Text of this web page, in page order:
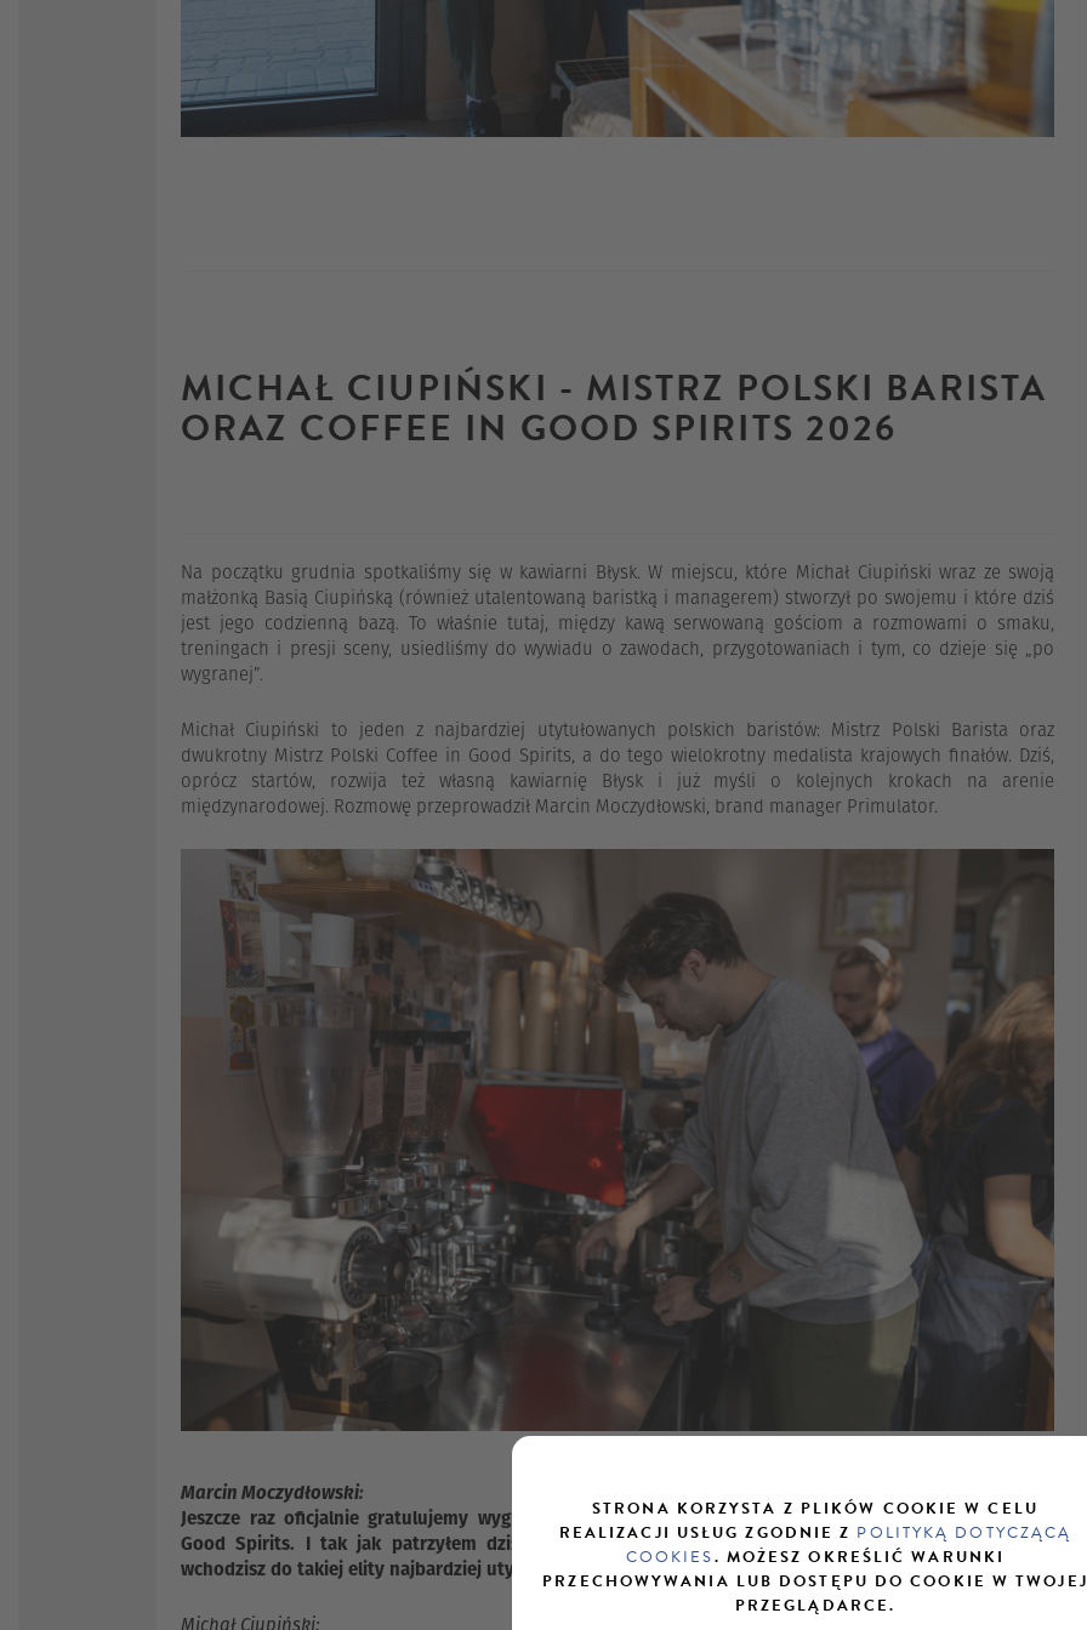
MICHAŁ CIUPIŃSKI - MISTRZ POLSKI BARISTA
ORAZ COFFEE IN GOOD SPIRITS 2026
Na początku grudnia spotkaliśmy się w kawiarni Błysk. W miejscu, które Michał Ciupiński wraz ze swoją
małżonką Basią Ciupińską (również utalentowaną baristką i managerem) stworzył po swojemu i które dziś
jest jego codzienną bazą. To właśnie tutaj, między kawą serwowaną gościom a rozmowami o smaku,
treningach i presji sceny, usiedliśmy do wywiadu o zawodach, przygotowaniach i tym, co dzieje się „po
wygranej”.
Michał Ciupiński to jeden z najbardziej utytułowanych polskich baristów: Mistrz Polski Barista oraz
dwukrotny Mistrz Polski Coffee in Good Spirits, a do tego wielokrotny medalista krajowych finałów. Dziś,
oprócz startów, rozwija też własną kawiarnię Błysk i już myśli o kolejnych krokach na arenie
międzynarodowej. Rozmowę przeprowadził Marcin Moczydłowski, brand manager Primulator.
Marcin Moczydłowski:
Jeszcze raz oficjalnie gratulujemy wygrania Mistrzostwa Polski Baristów, Mistrzostw Polski Coffee in
Good Spirits. I tak jak patrzyłem dzisiaj na Twoją półkę z trofeami, to doszliśmy do wniosku, że
wchodzisz do takiej elity najbardziej utytułowanych polskich baristów, z największą ilością tytułów.
Michał Ciupiński:
STRONA KORZYSTA Z PLIKÓW COOKIE W CELU
REALIZACJI USŁUG ZGODNIE Z POLITYKĄ DOTYCZĄCĄ
COOKIES. MOŻESZ OKREŚLIĆ WARUNKI
PRZECHOWYWANIA LUB DOSTĘPU DO COOKIE W TWOJEJ
PRZEGLĄDARCE.